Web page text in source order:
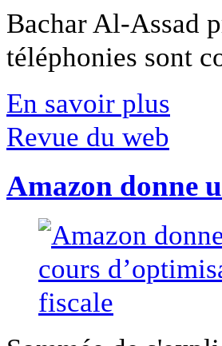
Bachar Al-Assad
téléphonies sont
En savoir plus
Revue du web
Amazon donne